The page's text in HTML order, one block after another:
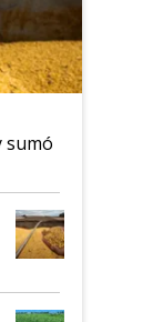
sumó